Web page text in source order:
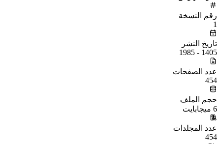
رقم النسخة
1
تاريخ النشر
1405 - 1985
عدد الصفحات
454
حجم الملف
6 ميجابايت
عدد المجلدات
454